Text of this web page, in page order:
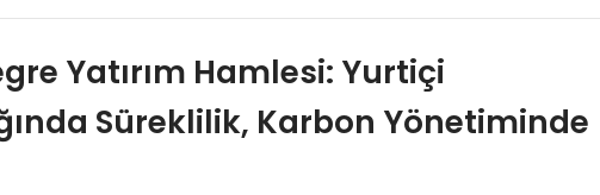
Yatırım Hamlesi: Yurtiçi
Süreklilik, Karbon Yönetiminde